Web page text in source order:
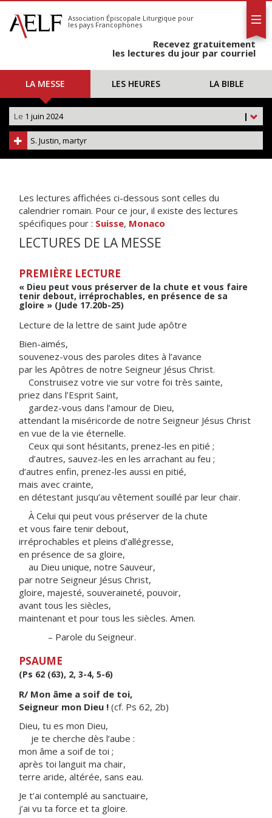
S'abonner
Calendrier
Association Épiscopale Liturgique pour
les pays Francophones
Recevez gratuitement
les lectures du jour par courriel
LA MESSE LES HEURES LA BIBLE
|
Le 1 juin 2024
S. Justin, martyr
Les lectures affichées ci-dessous sont celles du
calendrier romain. Pour ce jour, il existe des lectures
spécifiques pour : Suisse, Monaco
LECTURES DE LA MESSE
PREMIÈRE LECTURE
« Dieu peut vous préserver de la chute et vous faire
tenir debout, irréprochables, en présence de sa
gloire » (Jude 17.20b-25)
Lecture de la lettre de saint Jude apôtre
Bien-aimés,
souvenez-vous des paroles dites à l’avance
par les Apôtres de notre Seigneur Jésus Christ.
Construisez votre vie sur votre foi très sainte,
priez dans l’Esprit Saint,
gardez-vous dans l’amour de Dieu,
attendant la miséricorde de notre Seigneur Jésus Christ
en vue de la vie éternelle.
Ceux qui sont hésitants, prenez-les en pitié ;
d’autres, sauvez-les en les arrachant au feu ;
d’autres enfin, prenez-les aussi en pitié,
mais avec crainte,
en détestant jusqu’au vêtement souillé par leur chair.
À Celui qui peut vous préserver de la chute
et vous faire tenir debout,
irréprochables et pleins d’allégresse,
en présence de sa gloire,
au Dieu unique, notre Sauveur,
par notre Seigneur Jésus Christ,
gloire, majesté, souveraineté, pouvoir,
avant tous les siècles,
maintenant et pour tous les siècles. Amen.
– Parole du Seigneur.
PSAUME
(Ps 62 (63), 2, 3-4, 5-6)
R/ Mon âme a soif de toi,
Seigneur mon Dieu ! (cf. Ps 62, 2b)
Dieu, tu es mon Dieu,
je te cherche dès l’aube :
mon âme a soif de toi ;
après toi languit ma chair,
terre aride, altérée, sans eau.
Je t’ai contemplé au sanctuaire,
j’ai vu ta force et ta gloire.